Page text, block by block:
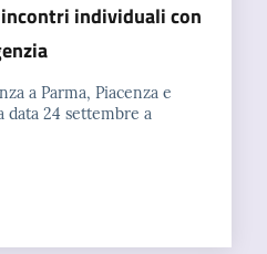
individuali con
a Parma, Piacenza e
data 24 settembre a